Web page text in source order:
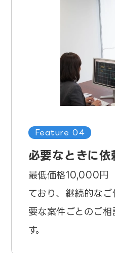
Feature 04
必要なときに依
最低価格10,000円
ており、継続的な
要な案件ごとのご
す。